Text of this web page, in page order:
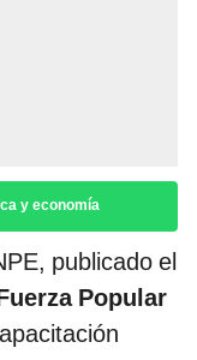
y economía
publicado el
Popular